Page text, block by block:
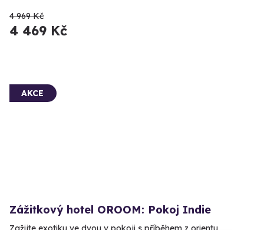
4 969 Kč
4 469 Kč
AKCE
Zážitkový hotel OROOM: Pokoj Indie